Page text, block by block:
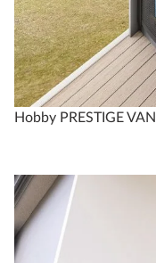
Hobby PRESTIGE